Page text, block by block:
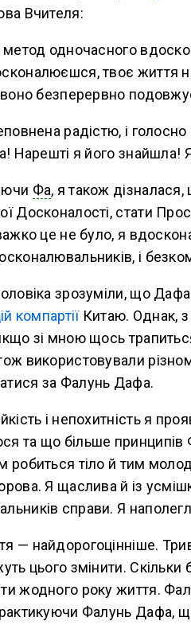
Вчителя:
одночасного
твоє життя
воно безперервно
радістю, і
Нарешті я його знайшла!
Фа, я також
Досконалості, стати
це не було, я
і
зрозуміли, що
компартіїКитаю. Однак, з
зі мною щось
використовували
за Фалунь Дафа.
і непохитність я
та що більше принципів
робиться тіло й тим
Я щаслива й із
справи. Я
— найдорогоцінніше.
цього змінити. Скільки
жодного року життя.
Фалунь Дафа,